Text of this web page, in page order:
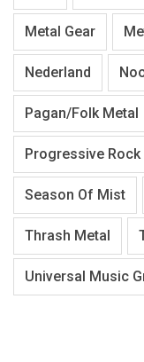
Metal Gear
Nederland
Pagan/Folk Metal
Progressive Rock
Season Of Mist
Thrash Metal
Universal Music